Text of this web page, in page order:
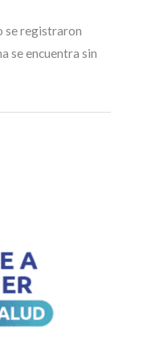
se registraron
se encuentra sin